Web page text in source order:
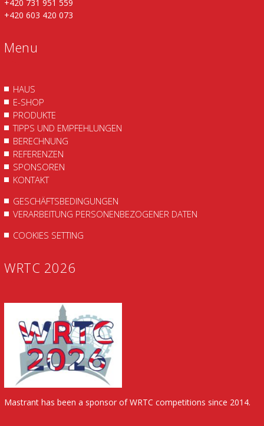
+420 731 951 559
+420 603 420 073
Menu
HAUS
E-SHOP
PRODUKTE
TIPPS UND EMPFEHLUNGEN
BERECHNUNG
REFERENZEN
SPONSOREN
KONTAKT
GESCHÄFTSBEDINGUNGEN
VERARBEITUNG PERSONENBEZOGENER DATEN
COOKIES SETTING
WRTC 2026
Mastrant has been a sponsor of WRTC competitions since 2014.